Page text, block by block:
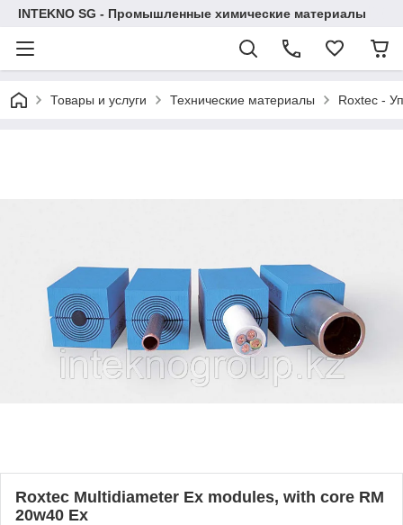
INTEKNO SG - Промышленные химические материалы
Товары и услуги Технические материалы Roxtec -
Roxtec Multidiameter Ex modules, with core RM
20w40 Ex